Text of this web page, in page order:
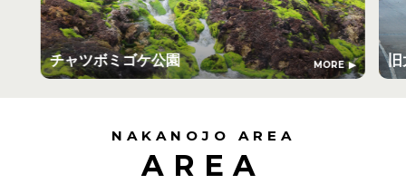
チャツボミゴケ公園 MORE 旧
NAKANOJO AREA
AREA